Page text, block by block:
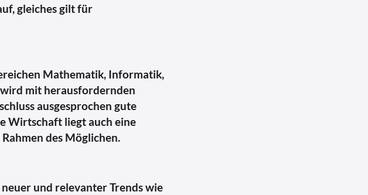
gleiches gilt für
Mathematik, Informatik,
mit herausfordernden
ausgesprochen gute
Wirtschaft liegt auch eine
des Möglichen.
und relevanter Trends wie